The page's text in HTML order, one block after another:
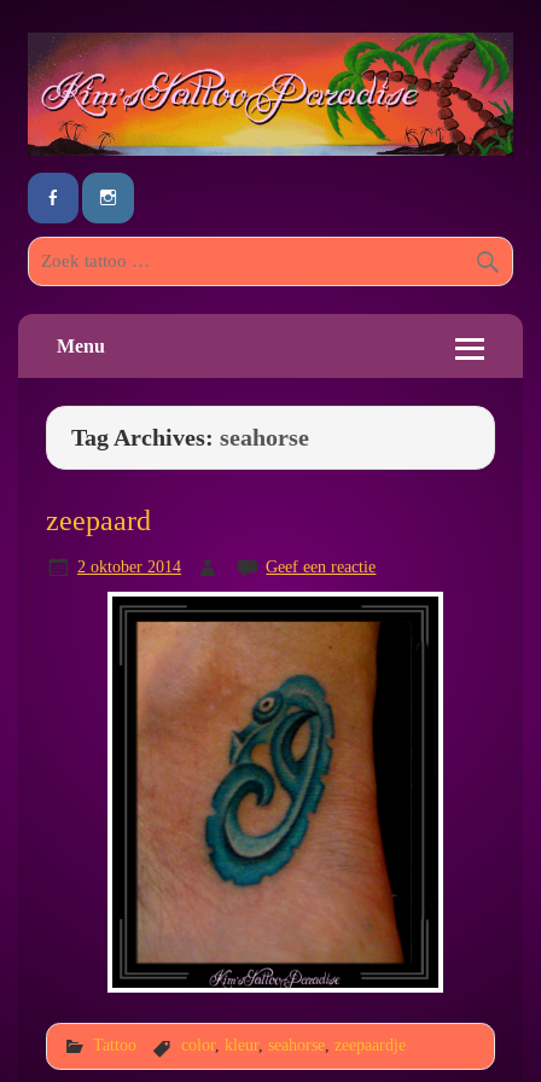
Menu
Tag Archives: seahorse
zeepaard
2 oktober 2014 Geef een reactie
Tattoo color, kleur, seahorse, zeepaardje